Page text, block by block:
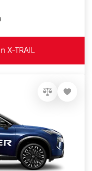
X-TRAIL